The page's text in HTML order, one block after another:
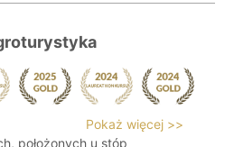
Pokaż więcej >>
położonych u stóp